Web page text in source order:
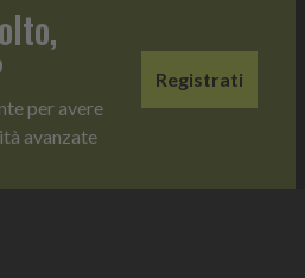
per avere
avanzate
Registrati